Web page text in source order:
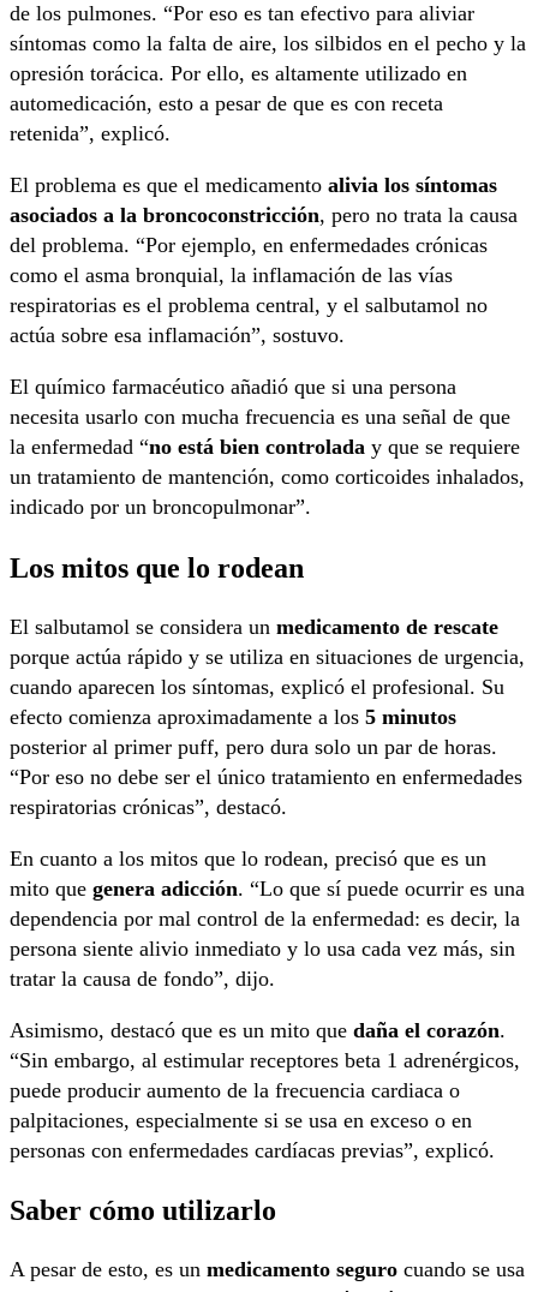
de los pulmones. “Por eso es tan efectivo para aliviar
síntomas como la falta de aire, los silbidos en el pecho y la
opresión torácica. Por ello, es altamente utilizado en
automedicación, esto a pesar de que es con receta
retenida”, explicó.
El problema es que el medicamento alivia los síntomas
asociados a la broncoconstricción, pero no trata la causa
del problema. “Por ejemplo, en enfermedades crónicas
como el asma bronquial, la inflamación de las vías
respiratorias es el problema central, y el salbutamol no
actúa sobre esa inflamación”, sostuvo.
El químico farmacéutico añadió que si una persona
necesita usarlo con mucha frecuencia es una señal de que
la enfermedad “no está bien controlada y que se requiere
un tratamiento de mantención, como corticoides inhalados,
indicado por un broncopulmonar”.
Los mitos que lo rodean
El salbutamol se considera un medicamento de rescate
porque actúa rápido y se utiliza en situaciones de urgencia,
cuando aparecen los síntomas, explicó el profesional. Su
efecto comienza aproximadamente a los 5 minutos
posterior al primer puff, pero dura solo un par de horas.
“Por eso no debe ser el único tratamiento en enfermedades
respiratorias crónicas”, destacó.
En cuanto a los mitos que lo rodean, precisó que es un
mito que genera adicción. “Lo que sí puede ocurrir es una
dependencia por mal control de la enfermedad: es decir, la
persona siente alivio inmediato y lo usa cada vez más, sin
tratar la causa de fondo”, dijo.
Asimismo, destacó que es un mito que daña el corazón.
“Sin embargo, al estimular receptores beta 1 adrenérgicos,
puede producir aumento de la frecuencia cardiaca o
palpitaciones, especialmente si se usa en exceso o en
personas con enfermedades cardíacas previas”, explicó.
Saber cómo utilizarlo
A pesar de esto, es un medicamento seguro cuando se usa